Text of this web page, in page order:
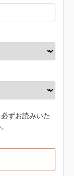
必ずお読みいた